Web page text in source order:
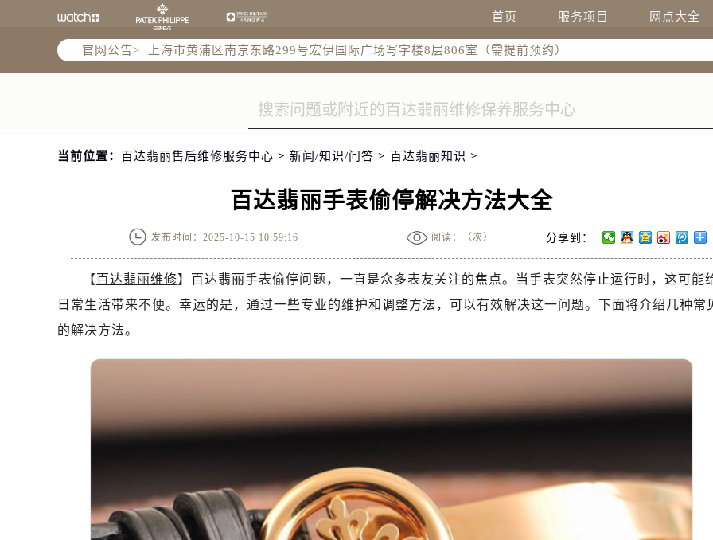
首页 服务项目 网点大全
官网公告>
上海市徐汇区虹桥路3号港汇中心2座37层3705室（需提前预约）
南京市秦淮区中山南路1号南京中心22层22-C1-C3室（需提前预约）
徐州市鼓楼区淮海东路29号苏宁广场IFC国际金融中心35层3508室（需提前预约）
宁波市江北区大闸南路500号来福士广场办公楼20层2009室（需提前预约）
杭州市上城区钱江路1366号华润大厦A座5层503-5室（需提前预约）
金华市金东区东市南街777号金华万达广场4号楼22楼2209室（需提前预约）
绍兴市越城区胜利东路379号世茂天际中心写字楼8层805室（需提前预约）
嘉兴市南湖区广益路705号嘉兴世界贸易中心A座13层1304室（需提前预约）
南昌市红谷滩新区红谷中大道998号绿地双子塔（中央广场）A1座办公楼14层14-07室（需提前预约
惠州市惠城区江北文昌一路7号华贸大厦（华贸天地）1座30层30-05室（需提前预约）
厦门市思明区湖滨东路95号万象城华润大厦B座11层1104室（需提前预约）
成都市锦江区人民东路6号SAC东原中心24层2406B室（需提前预约）
重庆市江北区观音桥步行街2号融恒时代广场9层902室（需提前预约）
长沙市芙蓉区建湘路393号世茂环球金融中心写字楼10层1013室（需提前预约）
当前位置： 百达翡丽售后维修服务中心 > 新闻/知识/问答 > 百达翡丽知识 >
百达翡丽手表偷停解决方法大全
发布时间：2025-10-15 10:59:16 阅读：（次） 分享到：
【百达翡丽维修】百达翡丽手表偷停问题，一直是众多表友关注的焦点。当手表突然停止运行时，这可能
日常生活带来不便。幸运的是，通过一些专业的维护和调整方法，可以有效解决这一问题。下面将介绍几种常
的解决方法。